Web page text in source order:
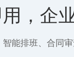
，企
能排班、合同